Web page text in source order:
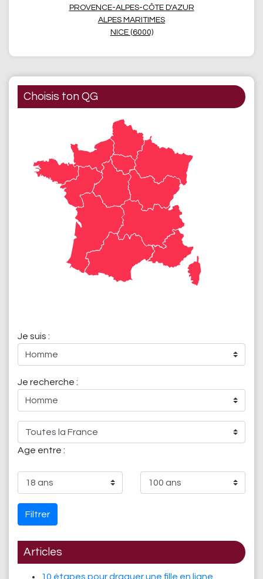
PROVENCE-ALPES-CÔTE D'AZUR
ALPES MARITIMES
NICE (6000)
Choisis ton QG
Je suis :
Je recherche :
Age entre :
Filtrer
Articles
10 étapes pour draguer une fille en ligne